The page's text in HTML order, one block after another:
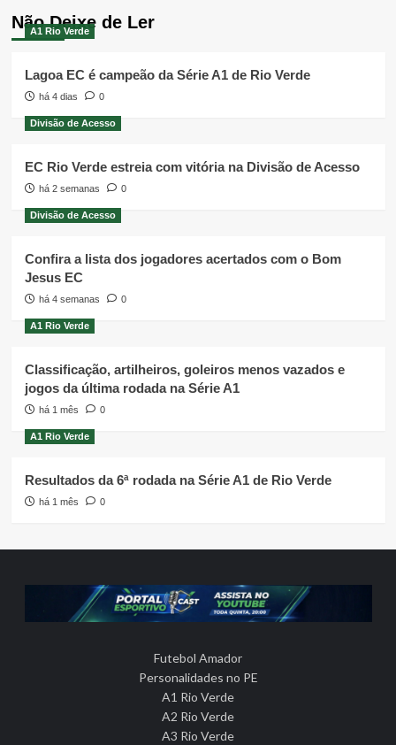
Não Deixe de Ler
A1 Rio Verde
Lagoa EC é campeão da Série A1 de Rio Verde
há 4 dias 0
Divisão de Acesso
EC Rio Verde estreia com vitória na Divisão de Acesso
há 2 semanas 0
Divisão de Acesso
Confira a lista dos jogadores acertados com o Bom
Jesus EC
há 4 semanas 0
A1 Rio Verde
Classificação, artilheiros, goleiros menos vazados e
jogos da última rodada na Série A1
há 1 mês 0
A1 Rio Verde
Resultados da 6ª rodada na Série A1 de Rio Verde
há 1 mês 0
Futebol Amador
Personalidades no PE
A1 Rio Verde
A2 Rio Verde
A3 Rio Verde